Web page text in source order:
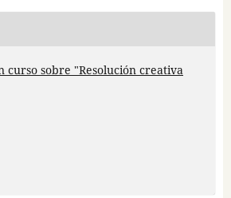
curso sobre "Resolución creativa